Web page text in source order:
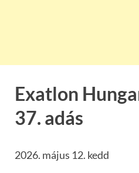
Exatlon
37. adás
2026. május 12. kedd